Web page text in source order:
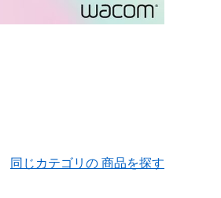
同じカテゴリの 商品を探す